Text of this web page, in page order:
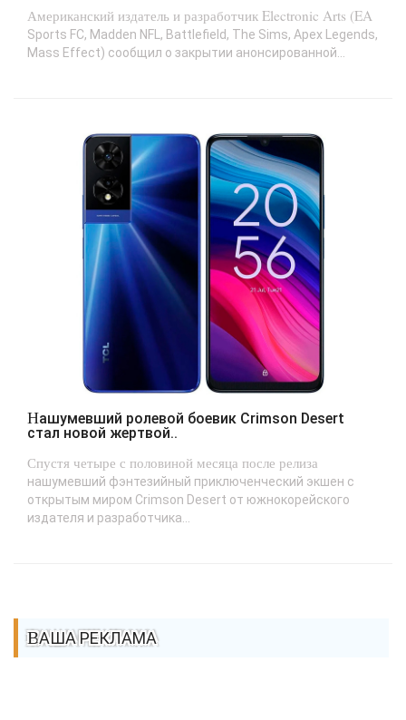
Американский издатель и разработчик Electronic Arts (EA
Sports FC, Madden NFL, Battlefield, The Sims, Apex Legends,
Mass Effect) сообщил о закрытии анонсированной...
Нашумевший ролевой боевик Crimson Desert
стал новой жертвой..
Спустя четыре с половиной месяца после релиза
нашумевший фэнтезийный приключенческий экшен с
открытым миром Crimson Desert от южнокорейского
издателя и разработчика...
ВАША РЕКЛАМА